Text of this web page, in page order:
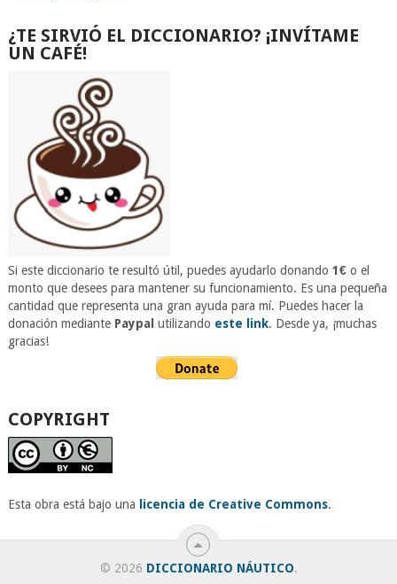
¿TE SIRVIÓ EL DICCIONARIO? ¡INVÍTAME
UN CAFÉ!
Si este diccionario te resultó útil, puedes ayudarlo donando 1€o el
monto que desees para mantener su funcionamiento. Es una pequeña
cantidad que representa una gran ayuda para mí. Puedes hacer la
donación mediante Paypal utilizando este link. Desde ya, ¡muchas
gracias!
COPYRIGHT
Esta obra está bajo una licencia de Creative Commons.
© 2026 DICCIONARIO NÁUTICO.